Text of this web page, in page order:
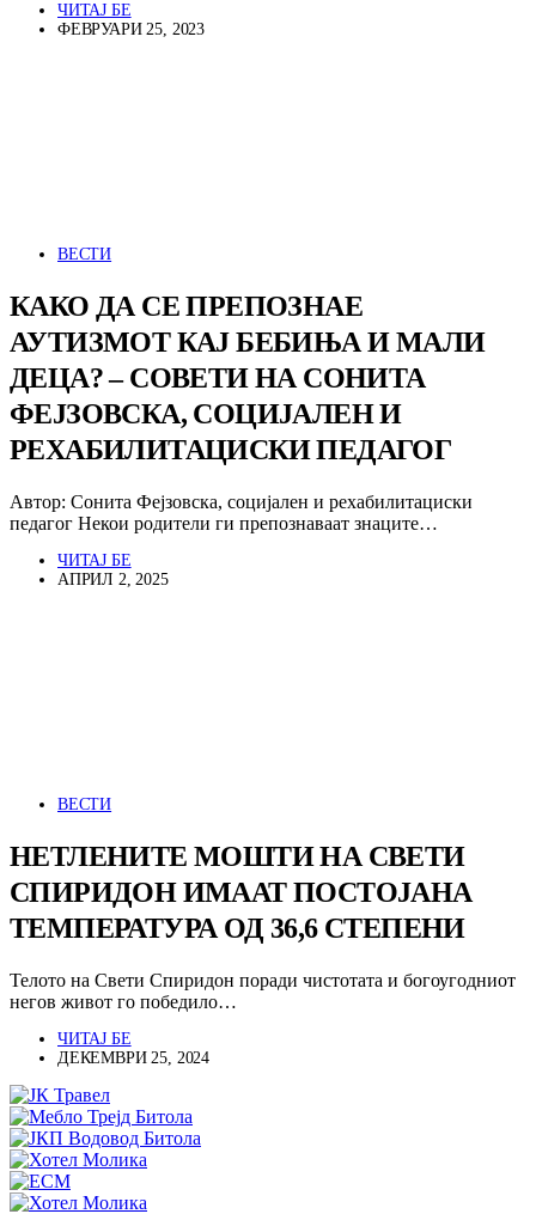
ЧИТАЈ БЕ
ФЕВРУАРИ 25, 2023
ВЕСТИ
КАКО ДА СЕ ПРЕПОЗНАЕ
АУТИЗМОТ КАЈ БЕБИЊА И МАЛИ
ДЕЦА? – СОВЕТИ НА СОНИТА
ФЕЈЗОВСКА, СОЦИЈАЛЕН И
РЕХАБИЛИТАЦИСКИ ПЕДАГОГ
Автор: Сонита Фејзовска, социјален и рехабилитациски
педагог Некои родители ги препознаваат знаците…
ЧИТАЈ БЕ
АПРИЛ 2, 2025
ВЕСТИ
НЕТЛЕНИТЕ МОШТИ НА СВЕТИ
СПИРИДОН ИМААТ ПОСТОЈАНА
ТЕМПЕРАТУРА ОД 36,6 СТЕПЕНИ
Телото на Свети Спиридон поради чистотата и богоугодниот
негов живот го победило…
ЧИТАЈ БЕ
ДЕКЕМВРИ 25, 2024